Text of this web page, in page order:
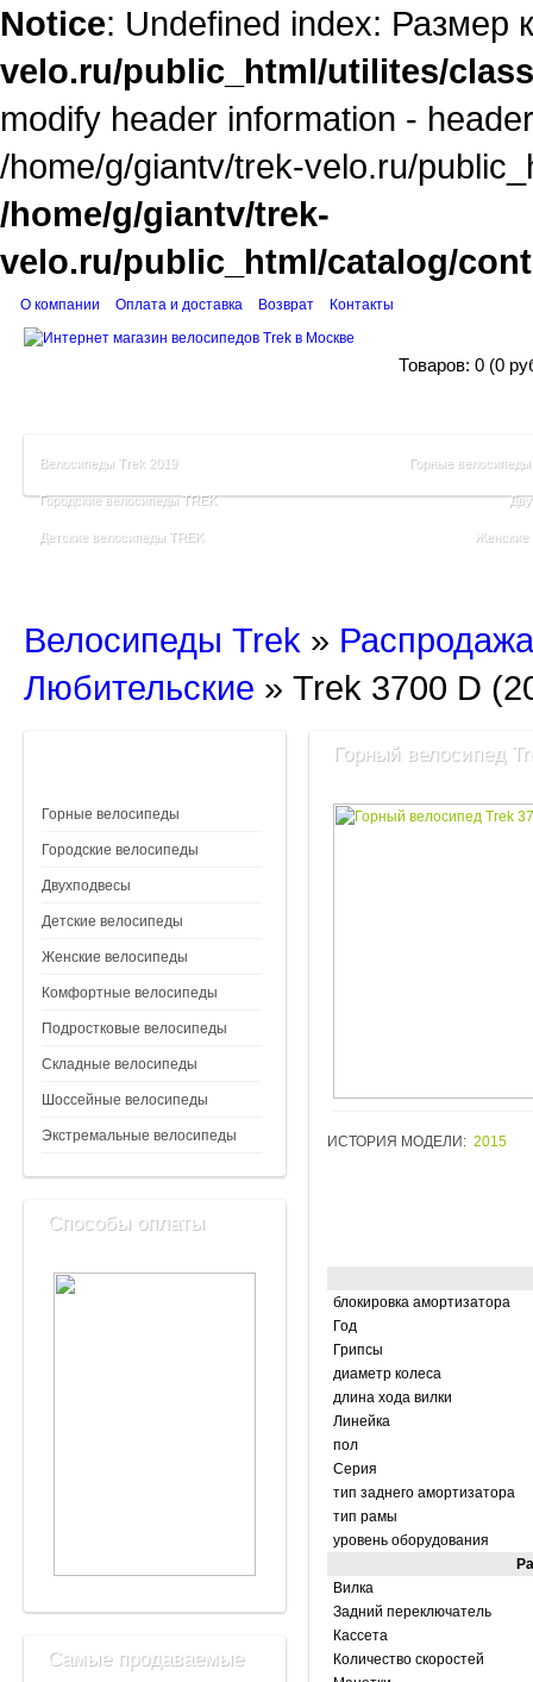
Notice: Undefined index: Размер
velo.ru/public_html/utilites/
modify header information -
/home/g/giantv/trek-velo.ru/
/home/g/giantv/trek-
velo.ru/public_html/catalog/
Товаров: 0 (0
О компании Оплата и доставка Возврат Контакты
Велосипеды Trek 2019 Горные
Городские велосипеды TREK
Детские велосипеды TREK Женские
Велосипеды Trek »
Любительские » Trek 3700 D
Горные велосипеды
Городские велосипеды
Двухподвесы
Детские велосипеды
Женские велосипеды
Комфортные велосипеды
Подростковые велосипеды
Складные велосипеды
Шоссейные велосипеды
Экстремальные велосипеды
Способы оплаты
Самые продаваемые
Горный велосипед
ИСТОРИЯ МОДЕЛИ: 2015
блокировка амортизатора
Год
Грипсы
диаметр колеса
длина хода вилки
Линейка
пол
Серия
тип заднего амортизатора
тип рамы
уровень оборудования
Вилка
Задний переключатель
Кассета
Количество скоростей